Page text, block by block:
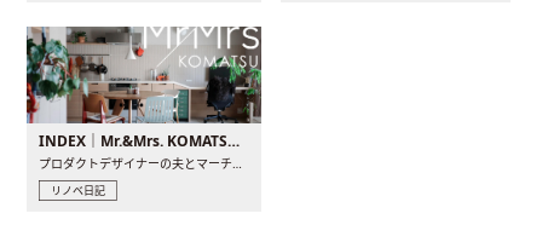
INDEX｜Mr.&Mrs. KOMATSU renovation diary
プロダクトデザイナーの夫とマーチャンダイザーの妻が、夫婦で..
リノベ日記